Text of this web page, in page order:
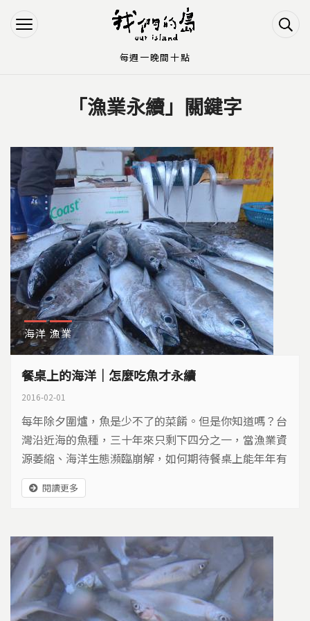
Jump to Navigation
Jump to Main content
「漁業永續」關鍵字
海洋 漁業
餐桌上的海洋｜怎麼吃魚才永續
2016-02-01
每年除夕圍爐，魚是少不了的菜餚。但是你知道嗎？台
灣沿近海的魚種，三十年來只剩下四分之一，當漁業資
源萎縮、海洋生態瀕臨崩解，如何期待餐桌上能年年有
魚？該怎麼吃，才能給海洋留下一條生路？
閱讀更多
每週一晚間十點